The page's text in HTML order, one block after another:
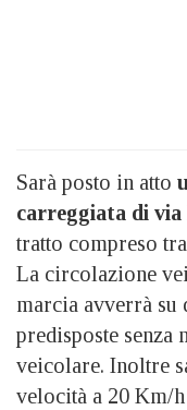
Sarà posto in atto
carreggiata di via
tratto compreso
La circolazione
marcia avverrà su
predisposte senza
veicolare. Inoltre
velocità a 20 Km/